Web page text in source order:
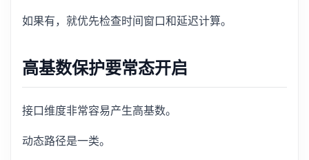
如果有，就优先检查时间窗口和延迟计算。
高基数保护要常态开启
接口维度非常容易产生高基数。
动态路径是一类。